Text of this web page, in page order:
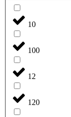
10
100
12
120